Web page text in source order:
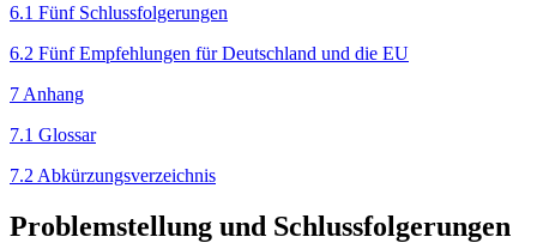
6.1 Fünf Schlussfolgerungen
6.2 Fünf Empfehlungen für Deutschland und die EU
7 Anhang
7.1 Glossar
7.2 Abkürzungsverzeichnis
Problemstellung und Schlussfolgerungen